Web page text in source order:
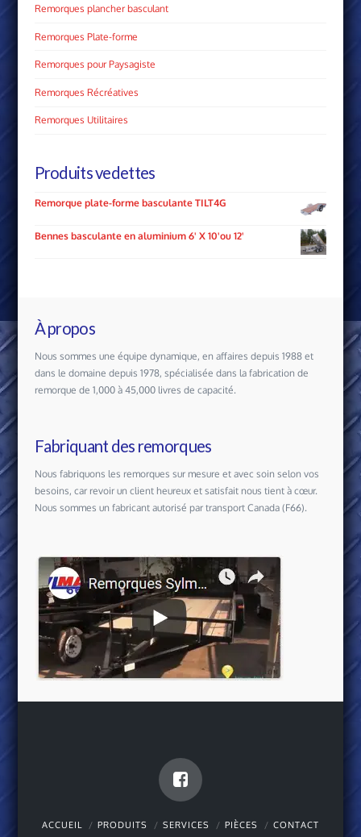
Remorques plancher basculant
Remorques Plate­-forme
Remorques pour Paysagiste
Remorques Récréatives
Remorques Utilitaires
Produits vedettes
Remorque plate-forme basculante TILT4G
Bennes basculante en aluminium 6' X 10'ou 12'
À propos
Nous sommes une équipe dynamique, en affaires depuis 1988 et
dans le domaine depuis 1978, spécialisée dans la fabrication de
remorque de 1,000 à 45,000 livres de capacité.
Fabriquant des remorques
Nous fabriquons les remorques sur mesure et avec soin selon vos
besoins, car revoir un client heureux et satisfait nous tient à cœur.
Nous sommes un fabricant autorisé par transport Canada (F66).
ACCUEIL PRODUITS SERVICES PIÈCES CONTACT